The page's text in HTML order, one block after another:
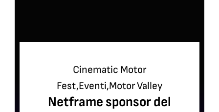
Cinematic Motor
Fest,Eventi,Motor Valley
Netframe sponsor del